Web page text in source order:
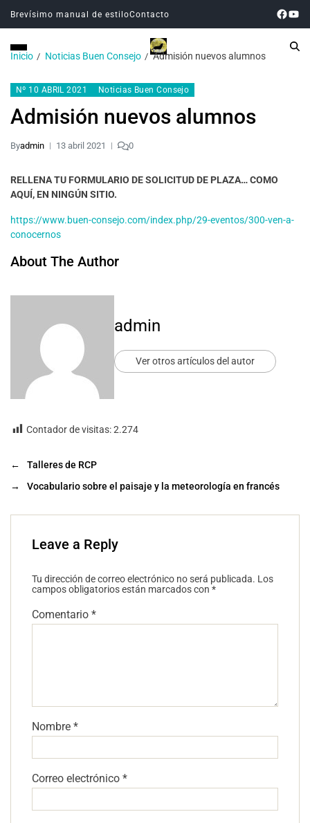
Brevísimo manual de estiloContacto
Inicio Noticias Buen Consejo Admisión nuevos alumnos
Nº 10 ABRIL 2021 Noticias Buen Consejo
Admisión nuevos alumnos
Byadmin 13 abril 2021 0
RELLENA TU FORMULARIO DE SOLICITUD DE PLAZA… COMO
AQUÍ, EN NINGÚN SITIO.
https://www.buen-consejo.com/index.php/29-eventos/300-ven-a-
conocernos
About The Author
admin
Ver otros artículos del autor
Contador de visitas:2.274
←
Talleres de RCP
→
Vocabulario sobre el paisaje y la meteorología en francés
Leave a Reply
Tu dirección de correo electrónico no será publicada. Los
campos obligatorios están marcados con *
Comentario *
Nombre *
Correo electrónico *